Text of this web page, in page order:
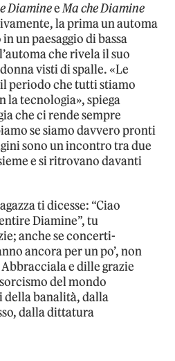
DiamineeMa che Diamine
la prima un automa
un paesaggio di bassa
che rivela il suo
visti di spalle. «Le
periodo che tutti stiamo
la tecnologia», spiega
che ci rende sempre
se siamo davvero pronti
sono un incontro tra due
e si ritrovano davanti
ti dicesse: “Ciao
Diamine”, tu
anche se concerti-
ancora per un po’, non
e dille grazie
del mondo
della banalità, dalla
dalla dittatura